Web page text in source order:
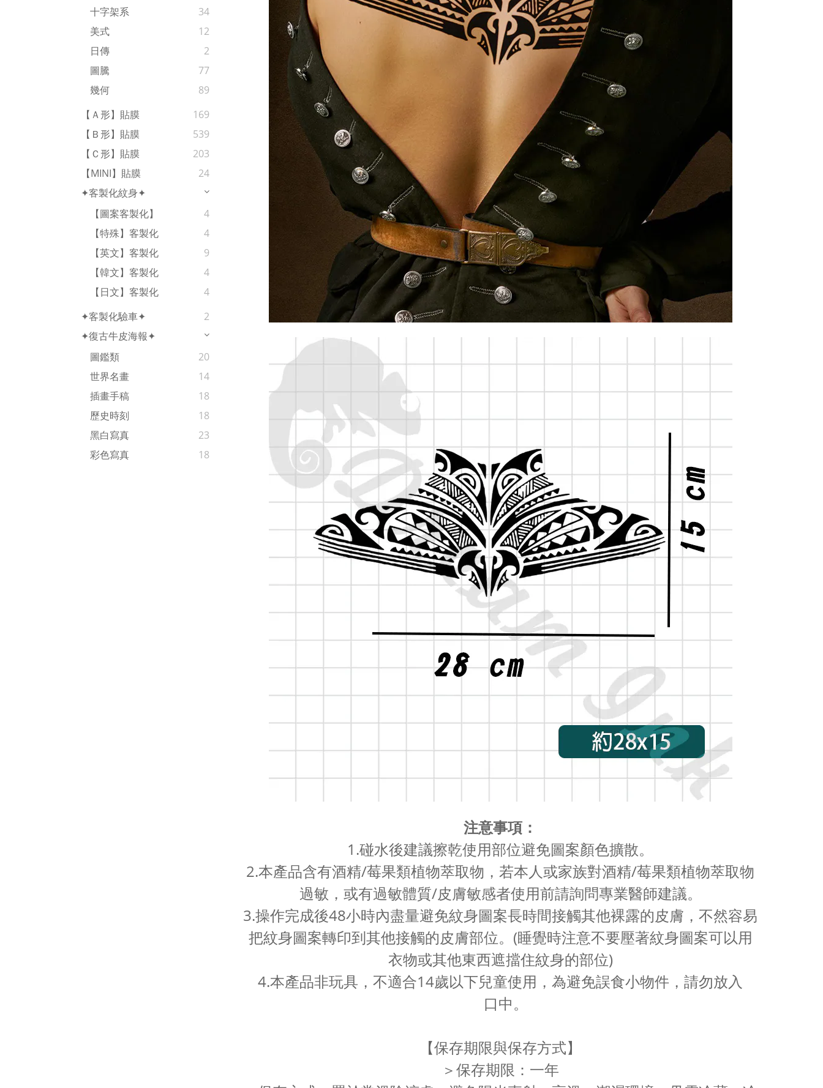
十字架系
34
美式
12
日傳
2
圖騰
77
幾何
89
【Ａ形】貼膜
169
【Ｂ形】貼膜
539
【Ｃ形】貼膜
203
【MINI】貼膜
24
✦客製化紋身✦
【圖案客製化】
4
【特殊】客製化
4
【英文】客製化
9
【韓文】客製化
4
【日文】客製化
4
✦客製化驗車✦
2
✦復古牛皮海報✦
圖鑑類
20
世界名畫
14
插畫手稿
18
歷史時刻
18
黑白寫真
23
彩色寫真
18
注意事項：
1.碰水後建議擦乾使用部位避免圖案顏色擴散。
2.本產品含有酒精/莓果類植物萃取物，若本人或家族對酒精/莓果類植物萃取物
過敏，或有過敏體質/皮膚敏感者使用前請詢問專業醫師建議。
3.操作完成後48小時內盡量避免紋身圖案長時間接觸其他裸露的皮膚，不然容易
把紋身圖案轉印到其他接觸的皮膚部位。(睡覺時注意不要壓著紋身圖案可以用
衣物或其他東西遮擋住紋身的部位)
4.本產品非玩具，不適合14歲以下兒童使用，為避免誤食小物件，請勿放入
口中。
【保存期限與保存方式】
＞保存期限：一年